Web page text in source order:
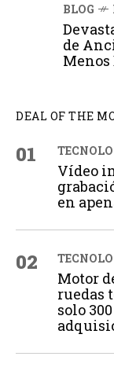
BLOG
de
Menos
DEAL OF THE
01
Vídeo
en
02
Motor
ruedas
solo